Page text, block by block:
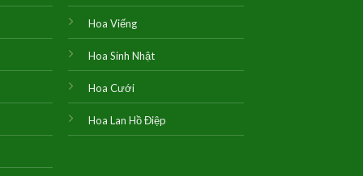
Hoa Viếng
Hoa Sinh Nhật
Hoa Cưới
Hoa Lan Hồ Điệp